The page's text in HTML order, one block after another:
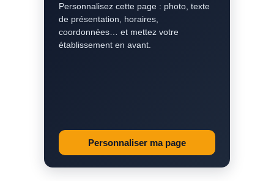
Personnalisez cette page : photo, texte
de présentation, horaires,
coordonnées… et mettez votre
établissement en avant.
Personnaliser ma page